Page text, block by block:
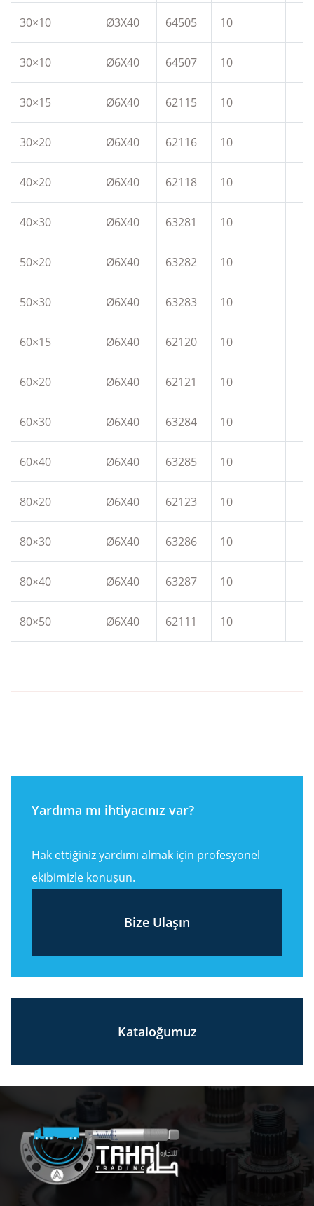
30×10 Ø3X40 64505 10
30×10 Ø6X40 64507 10
30×15 Ø6X40 62115 10
30×20 Ø6X40 62116 10
40×20 Ø6X40 62118 10
40×30 Ø6X40 63281 10
50×20 Ø6X40 63282 10
50×30 Ø6X40 63283 10
60×15 Ø6X40 62120 10
60×20 Ø6X40 62121 10
60×30 Ø6X40 63284 10
60×40 Ø6X40 63285 10
80×20 Ø6X40 62123 10
80×30 Ø6X40 63286 10
80×40 Ø6X40 63287 10
80×50 Ø6X40 62111 10
Yardıma mı ihtiyacınız var?
Hak ettiğiniz yardımı almak için profesyonel
ekibimizle konuşun.
Bize Ulaşın
Kataloğumuz